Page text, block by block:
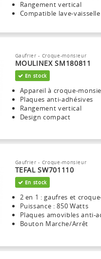
Rangement vertical
Compatible lave-vaisselle
Gaufrier - Croque-monsieur
MOULINEX SM180811
En stock
Appareil à croque-
Plaques anti-adhésives
Rangement vertical
Design compact
Gaufrier - Croque-monsieur
TEFAL SW701110
En stock
2 en 1 : gaufres et
Puissance : 850 Watts
Plaques amovibles anti-
Bouton Marche/Arrêt